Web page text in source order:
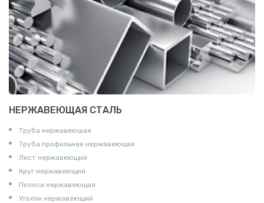
НЕРЖАВЕЮЩАЯ СТАЛЬ
Труба нержавеюшая
Труба профильная нержавеющая
Лист нержавеющий
Круг нержавеющий
Полоса нержавеющая
Уголок нержавеющий